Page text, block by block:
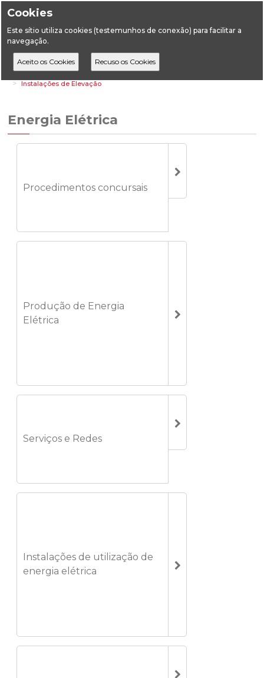
Cookies
Este sítio utiliza cookies (testemunhos de conexão) para facilitar a
navegação.
HomeÁreas Setoriais Energia
Energia Elétrica
Instalações de Elevação
Energia Elétrica
Procedimentos concursais
Produção de Energia
Elétrica
Serviços e Redes
Instalações de utilização de
energia elétrica